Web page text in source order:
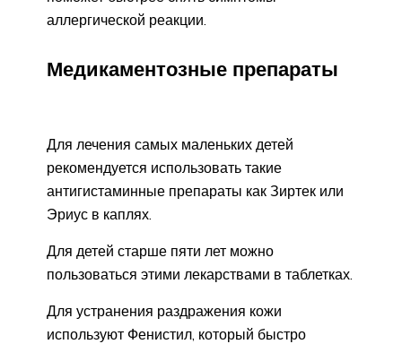
аллергической реакции.
Медикаментозные препараты
Для лечения самых маленьких детей
рекомендуется использовать такие
антигистаминные препараты как Зиртек или
Эриус в каплях.
Для детей старше пяти лет можно
пользоваться этими лекарствами в таблетках.
Для устранения раздражения кожи
используют Фенистил, который быстро